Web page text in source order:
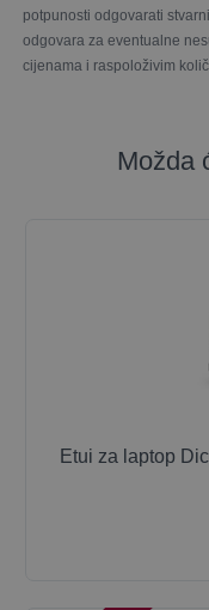
potpunosti odgovarati
odgovara za eventualne
cijenama i raspoloživim
Možda
Etui za laptop